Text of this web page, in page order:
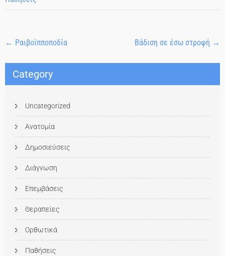
← Ραιβοϊπποποδία Βάδιση σε έσω στροφή →
Category
Uncategorized
Ανατομία
Δημοσιεύσεις
Διάγνωση
Επεμβάσεις
Θεραπείες
Ορθωτικά
Παθήσεις